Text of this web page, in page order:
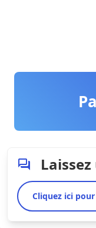
Cliquez ici